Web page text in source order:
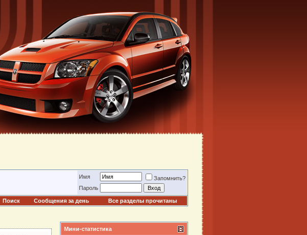
Имя
Запомнить?
Пароль
Поиск Сообщения за день Все разделы прочитаны
Мини-статистика